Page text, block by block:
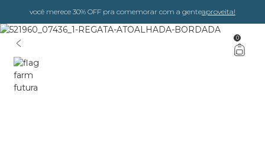
você merece 30% OFF pra comemorar com a genteaproveita!
0